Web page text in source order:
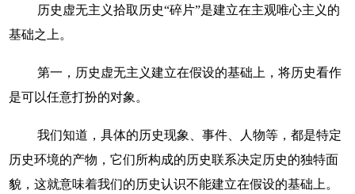
历史虚无主义拾取历史“碎片”是建立在主观唯心主义的
基础之上。
第一，历史虚无主义建立在假设的基础上，将历史看作
是可以任意打扮的对象。
我们知道，具体的历史现象、事件、人物等，都是特定
历史环境的产物，它们所构成的历史联系决定历史的独特面
貌，这就意味着我们的历史认识不能建立在假设的基础上。